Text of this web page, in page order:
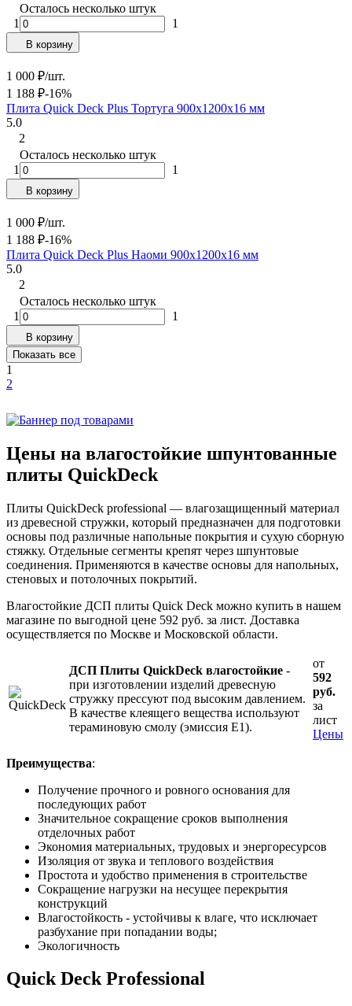
Осталось несколько штук
1
1
В корзину
1 000 ₽/шт.
1 188 ₽-16%
Плита Quick Deck Plus Тортуга 900х1200х16 мм
5.0
2
Осталось несколько штук
1
1
В корзину
1 000 ₽/шт.
1 188 ₽-16%
Плита Quick Deck Plus Наоми 900х1200х16 мм
5.0
2
Осталось несколько штук
1
1
В корзину
Показать все
1
2
Цены на влагостойкие шпунтованные
плиты QuickDeck
Плиты QuickDeck professional — влагозащищенный материал
из древесной стружки, который предназначен для подготовки
основы под различные напольные покрытия и сухую сборную
стяжку. Отдельные сегменты крепят через шпунтовые
соединения. Применяются в качестве основы для напольных,
стеновых и потолочных покрытий.
Влагостойкие ДСП плиты Quick Deck можно купить в нашем
магазине по выгодной цене 592 руб. за лист. Доставка
осуществляется по Москве и Московской области.
ДСП Плиты QuickDeck влагостойкие -
при изготовлении изделий древесную
стружку прессуют под высоким давлением.
В качестве клеящего вещества используют
тераминовую смолу (эмиссия Е1).
от
592
руб.
за
лист
Цены
Преимущества:
Получение прочного и ровного основания для
последующих работ
Значительное сокращение сроков выполнения
отделочных работ
Экономия материальных, трудовых и энергоресурсов
Изоляция от звука и теплового воздействия
Простота и удобство применения в строительстве
Сокращение нагрузки на несущее перекрытия
конструкций
Влагостойкость - устойчивы к влаге, что исключает
разбухание при попадании воды;
Экологичность
Quick Deck Professional